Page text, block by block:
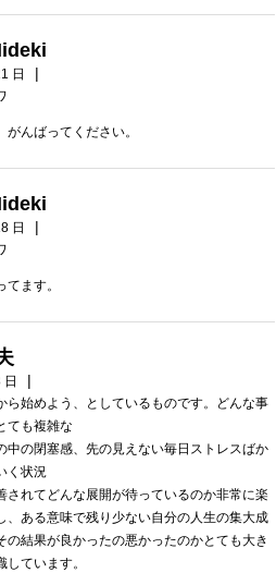
日 |
がんばってください。
日 |
ます。
日 |
ら始めよう、としているものです。どんな事
ても複雑な
中の閉塞感、先の見えない毎日ストレスばか
く状況
されてどんな展開が待っているのか非常に楽
、ある意味で残り少ない自分の人生の集大成
の結果が良かったの悪かったのかとても大き
ています。